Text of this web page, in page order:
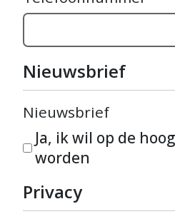
Nieuwsbrief
Nieuwsbrief
Ja, ik wil op de
worden
Privacy